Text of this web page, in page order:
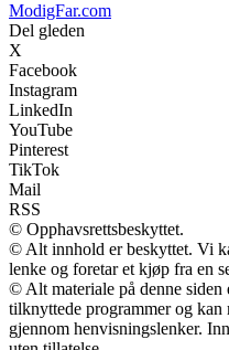
ModigFar.com
Del gleden
X
Facebook
Instagram
LinkedIn
YouTube
Pinterest
TikTok
Mail
RSS
© Opphavsrettsbeskyttet.
© Alt innhold er beskyttet. Vi
lenke og foretar et kjøp fra en
© Alt materiale på denne siden
tilknyttede programmer og
gjennom henvisningslenker.